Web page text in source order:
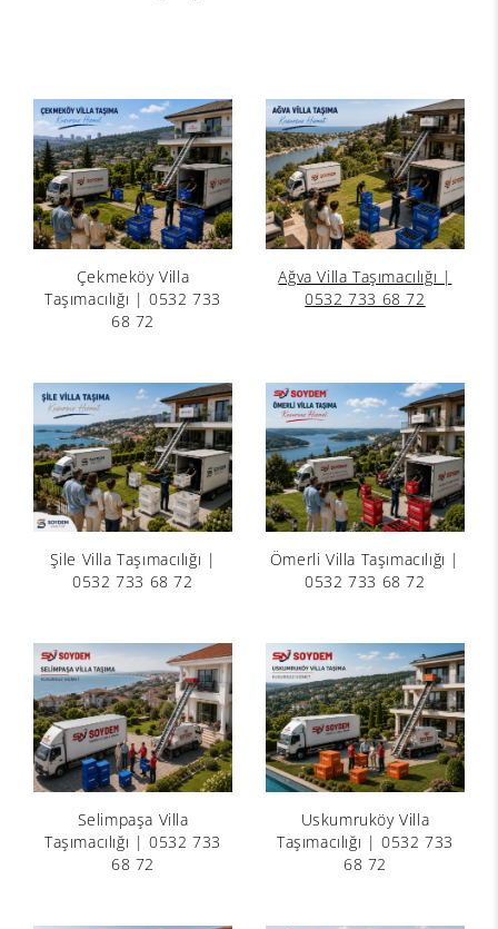
Çekmeköy Villa
Taşımacılığı | 0532 733
68 72
Ağva Villa Taşımacılığı |
0532 733 68 72
Şile Villa Taşımacılığı |
0532 733 68 72
Ömerli Villa Taşımacılığı |
0532 733 68 72
Selimpaşa Villa
Taşımacılığı | 0532 733
68 72
Uskumruköy Villa
Taşımacılığı | 0532 733
68 72